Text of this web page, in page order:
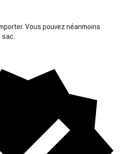
Vous pouvez néanmoins
sac.